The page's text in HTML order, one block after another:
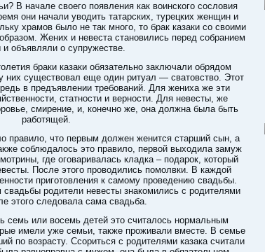
В начале своего появления как воинского сословия
они начали уводить татарских, турецких женщин и
храмов было не так много, то брак казаки со своими
Жених и невеста становились перед собранием
объявляли о супружестве.
браки казаки обязательно заключали обрядом
них существовал еще один ритуал — сватовство. Этот
в предъявлении требований. Для жениха же эти
статности и верности. Для невесты, же
смирение, и, конечно же, она должна была быть
работящей.
правило, что первым должен женится старший сын, а
соблюдалось это правило, первой выходила замуж
где оговаривалась кладка – подарок, который
После этого проводились помолвки. В каждой
приготовления к самому проведению свадьбы.
родители невесты знакомились с родителями
этого следовала сама свадьба.
семь или восемь детей это считалось нормальным
имели уже семьи, также проживали вместе. В семье
по возрасту. Ссориться с родителями казака считали